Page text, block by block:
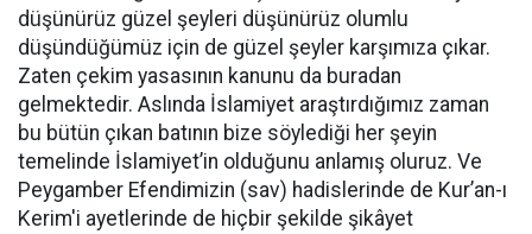
düşünürüz güzel şeyleri düşünürüz olumlu
düşündüğümüz için de güzel şeyler karşımıza çıkar.
Zaten çekim yasasının kanunu da buradan
gelmektedir. Aslında İslamiyet araştırdığımız zaman
bu bütün çıkan batının bize söylediği her şeyin
temelinde İslamiyet’in olduğunu anlamış oluruz. Ve
Peygamber Efendimizin (sav) hadislerinde de Kur’an-ı
Kerim'i ayetlerinde de hiçbir şekilde şikâyet